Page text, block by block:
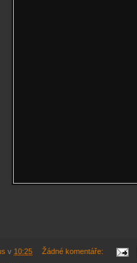
v 10:25 Žádné komentáře: